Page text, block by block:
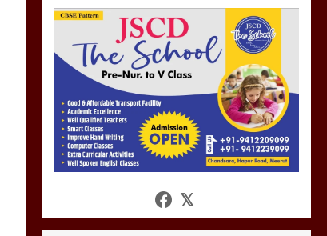
होलिका रखने पर लात मार
कर होलिका को किया तहस
नहस,मोहल्ले वालों के साथ
की गई गाली गलोच ,कहा
अगर रखी गई होली तो होगा
खून खराबा,
March 11, 2025
सालीकिन को शहर काजी
नहीं बनने देना चाहते सुने
क्या कहा मौलाना कारी